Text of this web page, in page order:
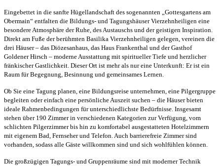
Eingebettet in die sanfte Hügellandschaft des sogenannten „Gottesgartens am
Obermain“ entfalten die Bildungs- und Tagungshäuser Vierzehnheiligen eine
besondere Atmosphäre der Ruhe, des Austauschs und der geistigen Inspiration.
Direkt am Fuße der berühmten Basilika Vierzehnheiligen gelegen, vereinen die
drei Häuser – das Diözesanhaus, das Haus Frankenthal und der Gasthof
Goldener Hirsch – moderne Ausstattung mit spiritueller Tiefe und herzlicher
fränkischer Gastlichkeit. Dieser Ort ist mehr als nur eine Unterkunft: Er ist ein
Raum für Begegnung, Besinnung und gemeinsames Lernen.
Ob Sie eine Tagung planen, eine Bildungsreise unternehmen, eine Pilgergruppe
begleiten oder einfach eine persönliche Auszeit suchen – die Häuser bieten
ideale Rahmenbedingungen für unterschiedlichste Bedürfnisse. Insgesamt
stehen über 190 Zimmer in verschiedenen Kategorien zur Verfügung, vom
schlichten Pilgerzimmer bis hin zu komfortabel ausgestatteten Hotelzimmern
mit eigenem Bad, Fernseher und Telefon. Auch barrierefreie Zimmer sind
vorhanden, sodass alle Gäste willkommen sind und sich wohlfühlen können.
Die großzügigen Tagungs- und Gruppenräume sind mit moderner Technik